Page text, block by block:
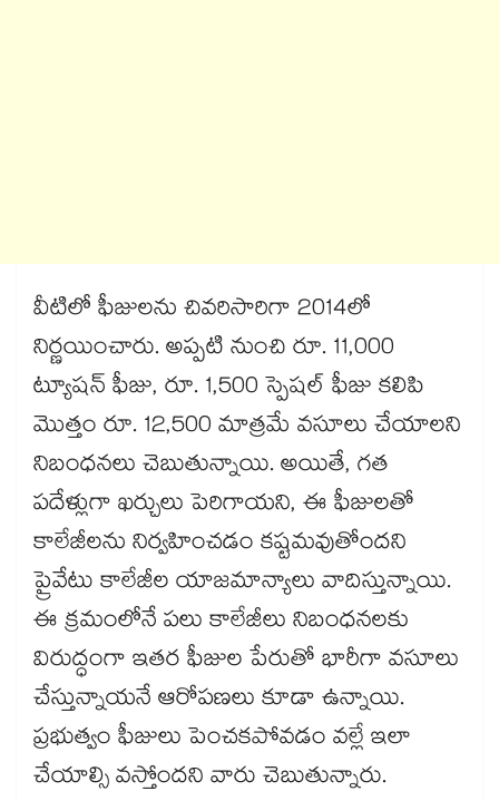
వీటిలో ఫీజులను చివరిసారిగా 2014లో
నిర్ణయించారు. అప్పటి నుంచి రూ. 11,000
ట్యూషన్ ఫీజు, రూ. 1,500 స్పెషల్ ఫీజు కలిపి
మొత్తం రూ. 12,500 మాత్రమే వసూలు చేయాలని
నిబంధనలు చెబుతున్నాయి. అయితే, గత
పదేళ్లుగా ఖర్చులు పెరిగాయని, ఈ ఫీజులతో
కాలేజీలను నిర్వహించడం కష్టమవుతోందని
ప్రైవేటు కాలేజీల యాజమాన్యాలు వాదిస్తున్నాయి.
ఈ క్రమంలోనే పలు కాలేజీలు నిబంధనలకు
విరుద్ధంగా ఇతర ఫీజుల పేరుతో భారీగా వసూలు
చేస్తున్నాయనే ఆరోపణలు కూడా ఉన్నాయి.
ప్రభుత్వం ఫీజులు పెంచకపోవడం వల్లే ఇలా
చేయాల్సి వస్తోందని వారు చెబుతున్నారు.